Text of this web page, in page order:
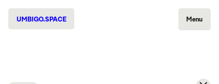
UMBIGO.SPACE Menu